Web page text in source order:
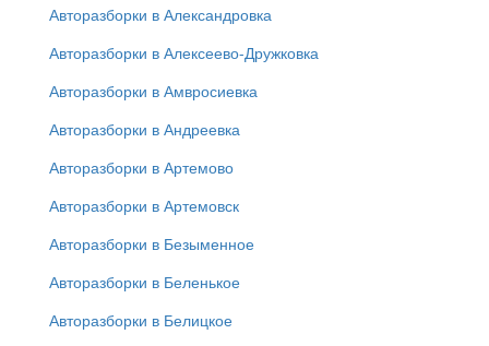
Авторазборки в Александровка
Авторазборки в Алексеево-Дружковка
Авторазборки в Амвросиевка
Авторазборки в Андреевка
Авторазборки в Артемово
Авторазборки в Артемовск
Авторазборки в Безыменное
Авторазборки в Беленькое
Авторазборки в Белицкое